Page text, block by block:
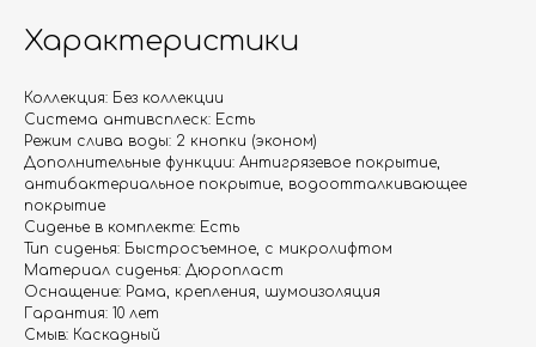
Характеристики
Коллекция: Без коллекции
Система антивсплеск: Есть
Режим слива воды: 2 кнопки (эконом)
Дополнительные функции: Антигрязевое покрытие,
антибактериальное покрытие, водоотталкивающее
покрытие
Сиденье в комплекте: Есть
Тип сиденья: Быстросъемное, с микролифтом
Материал сиденья: Дюропласт
Оснащение: Рама, крепления, шумоизоляция
Гарантия: 10 лет
Смыв: Каскадный